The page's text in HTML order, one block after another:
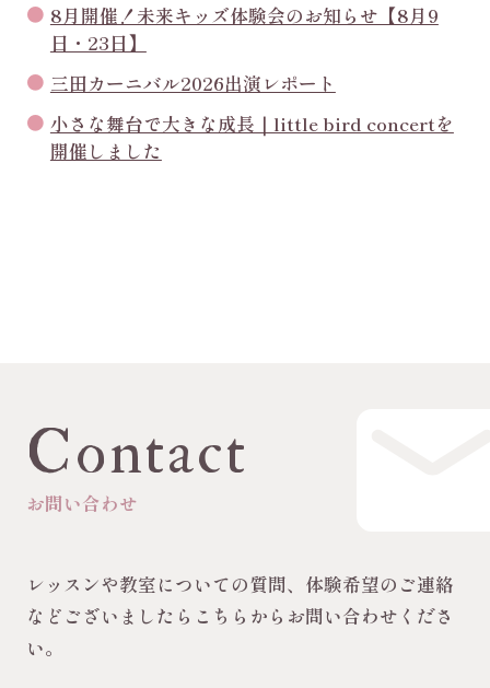
8月開催！未来キッズ体験会のお知らせ【8月9
日・23日】
三田カーニバル2026出演レポート
小さな舞台で大きな成長｜little bird concertを
開催しました
Contact
お問い合わせ
レッスンや教室についての質問、体験希望のご連絡
などございましたらこちらからお問い合わせくださ
い。